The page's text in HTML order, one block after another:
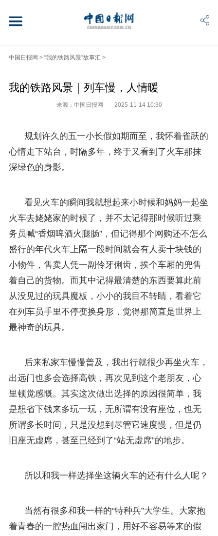
中国日报网 > “我的铁路风景”故事汇 >
我的铁路风景｜列车慢，人情暖
来源：中国日报网 2025-11-14 10:30
规划许久的五一小长假如期而至，我怀着雀跃的
心情走下站台，时隔多年，终于又看到了火车那抹
深绿色的身影。
看见火车的瞬间我就想起来小时候和妈妈一起坐
火车去姥姥家的时候了，并不太记得那时候听过乘
务员喊“香烟啤酒火腿肠”，但记得那个网购还不怎么
盛行的年代火车上隔一段时间就会有人卖十块钱的
小物件，售卖人凭一副伶牙俐齿，挨个车厢的兜售
着自己的货物。而其中记得最清楚的东西要算此前
从没见过的玩具魔板，小小的我目不转睛，看着它
在列车员手里不停变换身形，觉得那简直是世界上
最神奇的玩具。
后来私家车慢慢普及，我出行就很少再坐火车，
出远门也多会选择高铁，再次见到这个老朋友，心
里顿觉感慨。其实这次做出选择的原因很简单，我
是想省下钱来多玩一玩，无所谓有没有座位，也无
所谓多长时间，只是没想到尽管它速度慢，但是仍
旧座无虚席，甚至已经到了“站无虚席”的地步。
所以和我一样选择坐这辆火车的还有什么人呢？
当然有很多和我一样的“特种兵”大学生。大家抱
着青春的一腔热血闯出家门，用好不容易等来的假